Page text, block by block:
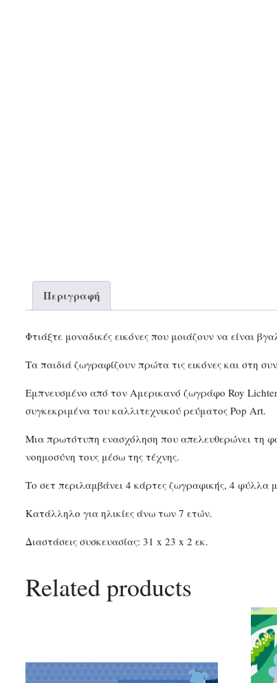
Περιγραφή
Φτιάξτε μοναδικές εικόνες που μοιάζουν να είναι
Τα παιδιά ζωγραφίζουν πρώτα τις εικόνες και στη
Εμπνευσμένο από τον Αμερικανό ζωγράφο Roy
συγκεκριμένα του καλλιτεχνικού ρεύματος Pop Art.
Μια πρωτότυπη ενασχόληση που απελευθερώνει τη
νοημοσύνη τους μέσω της τέχνης.
Το σετ περιλαμβάνει 4 κάρτες ζωγραφικής, 4 φύλλα
Κατάλληλο για ηλικίες άνω των 7 ετών.
Διαστάσεις συσκευασίας: 31 x 23 x 2 εκ.
Related products